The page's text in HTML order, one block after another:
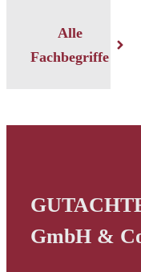
Alle
Fachbegriffe
GmbH &